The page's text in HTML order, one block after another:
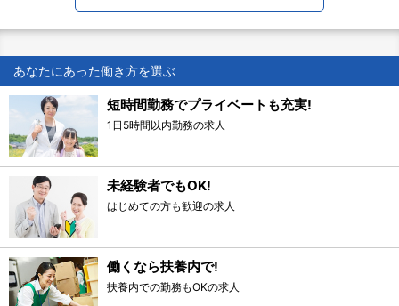
あなたにあった働き方を選ぶ
短時間勤務でプライベートも充実!
1日5時間以内勤務の求人
未経験者でもOK!
はじめての方も歓迎の求人
働くなら扶養内で!
扶養内での勤務もOKの求人